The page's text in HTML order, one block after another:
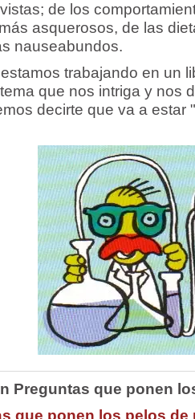
de los
asquerosos, de las
nauseabundos.
trabajando en un
que nos intriga y nos
decirte que va a estar
Preguntas que ponen
que ponen los pelos de